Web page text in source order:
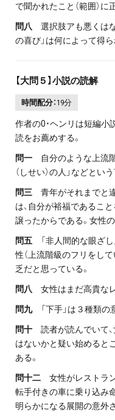
で聞かれたこと（範囲）
問八 選択肢アも悪くはな
の喜び」は何によって得
【大問５】小説の読解
時間配分：19分
作者のO・ヘンリは短編小
読をお薦めする。
問一 自分のような上流
（しせい）の人」などとい
問三 青年がそれまでと
は、自分が裕福であるこ
譲ったからである。女性
問五 「非人間的な眼ざし
性（上流階級のフリをして
乏だと思っている。
問八 女性はまだ高貴な
問九「下手」は３種類の
問十 読者が読んでいて
はないかと疑い始めると
ある。
問十二 女性がレストラ
転手付きの車に乗り込み
明らかになる展開の意外